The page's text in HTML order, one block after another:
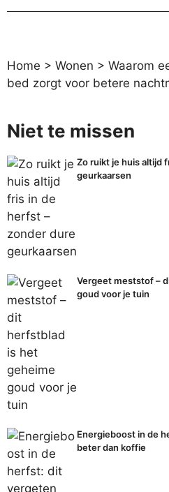
Home > Wonen > Waarom
bed zorgt voor betere
Niet te missen
Zo ruikt je huis altijd
geurkaarsen
Vergeet meststof –
goud voor je tuin
Energieboost in de
beter dan koffie